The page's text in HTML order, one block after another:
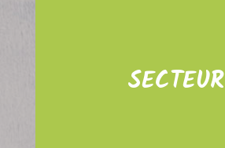
SECTEUR